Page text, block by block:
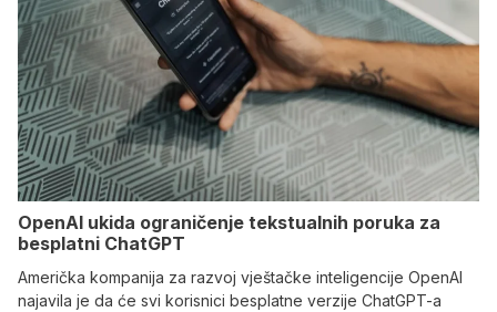
OpenAI ukida ograničenje tekstualnih poruka za
besplatni ChatGPT
Američka kompanija za razvoj vještačke inteligencije OpenAI
najavila je da će svi korisnici besplatne verzije ChatGPT-a